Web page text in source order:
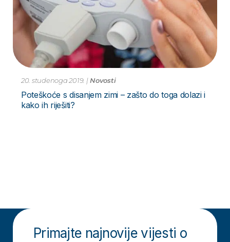
20. studenoga 2019. |Novosti
Poteškoće s disanjem zimi – zašto do toga dolazi i
kako ih riješiti?
Primajte najnovije vijesti o